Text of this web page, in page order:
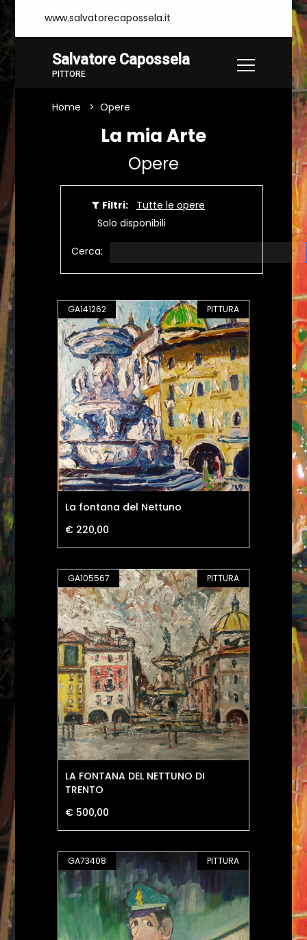
www.salvatorecapossela.it
Salvatore Capossela
PITTORE
Home Opere
La mia Arte
Opere
Filtri:
Tutte le opere
Solo disponibili
Cerca:
GA141262 PITTURA
La fontana del Nettuno
€ 220,00
GA105567 PITTURA
LA FONTANA DEL NETTUNO DI
TRENTO
€ 500,00
GA73408 PITTURA